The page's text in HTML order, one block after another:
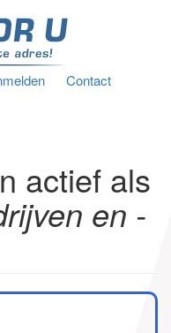
Contact
actief als
en -